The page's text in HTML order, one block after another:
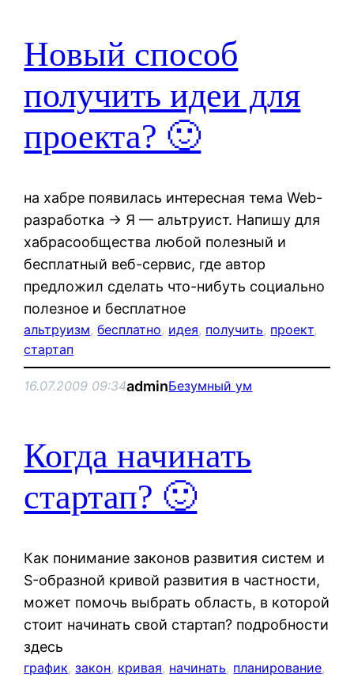
Новый способ
получить идеи для
проекта? 🙂
на хабре появилась интересная тема Web-
разработка → Я — альтруист. Напишу для
хабрасообщества любой полезный и
бесплатный веб-сервис, где автор
предложил сделать что-нибуть социально
полезное и бесплатное
альтруизм, бесплатно, идея, получить, проект
стартап
16.07.2009 09:34adminБезумный ум
Когда начинать
стартап? 🙂
Как понимание законов развития систем и
S-образной кривой развития в частности,
может помочь выбрать область, в которой
стоит начинать свой стартап? подробности
здесь
график, закон, кривая, начинать, планирование